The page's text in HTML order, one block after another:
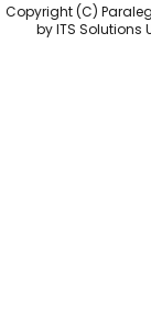
Copyright (C)
by ITS Solutions